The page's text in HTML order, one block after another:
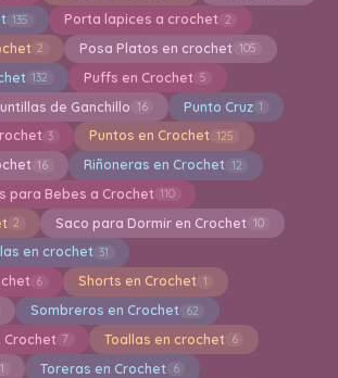
135 Porta lapices a crochet 2
2 Posa Platos en crochet 105
132 Puffs en Crochet 5
de Ganchillo 16 Punto Cruz 1
3 Puntos en Crochet 125
16 Riñoneras en Crochet 12
para Bebes a Crochet 110
2 Saco para Dormir en Crochet 10
en crochet 31
6 Shorts en Crochet 1
Sombreros en Crochet 62
Crochet 7 Toallas en crochet 6
Toreras en Crochet 6